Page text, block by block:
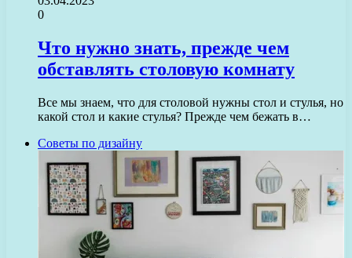
0
Что нужно знать, прежде чем
обставлять столовую комнату
Все мы знаем, что для столовой нужны стол и стулья, но
какой стол и какие стулья? Прежде чем бежать в…
Советы по дизайну